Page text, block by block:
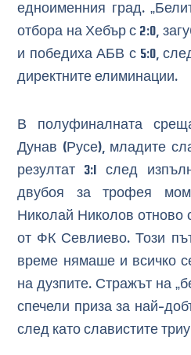
едноименния град.
отбора на Хебър с 2:0,
и победиха АБВ с 5:0,
директните елиминации.
В полуфиналната
Дунав (Русе), младите
резултат 3:1 след
двубоя за трофея
Николай Николов отново
от ФК Севлиево. Този
време нямаше и всичко
на дузпите. Стражът на
спечели приза за най-
след като славистите